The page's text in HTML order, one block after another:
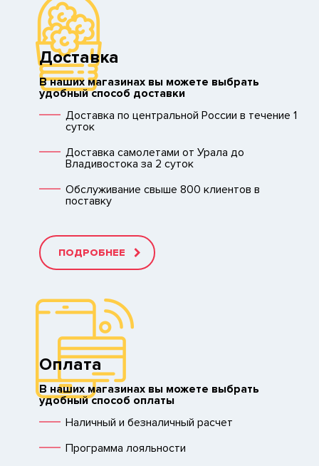
Доставка
В наших магазинах вы можете выбрать
удобный способ доставки
Доставка по центральной России в течение 1
суток
Доставка самолетами от Урала до
Владивостока за 2 суток
Обслуживание свыше 800 клиентов в
поставку
ПОДРОБНЕЕ
Оплата
В наших магазинах вы можете выбрать
удобный способ оплаты
Наличный и безналичный расчет
Программа лояльности